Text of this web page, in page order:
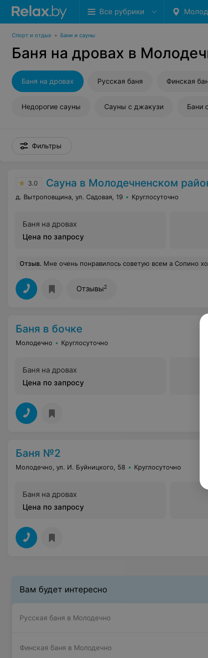
Все рубрики
Спорт и отдых • Бани и сауны
Баня на дровах в
Баня на дровах Русская баня Финская
Недорогие сауны Сауны с джакузи Бани
Фильтры
3.0 Сауна в Молодечненском
д. Вытроповщина, ул. Садовая, 19 Круглосуточно
Баня на дровах
Цена по запросу
Отзыв. Мне очень понравилось советую всем а Сопино хочу отметить хозяйку по
Отзывы2
Баня в бочке
Молодечно Круглосуточно
Баня на дровах
Цена по запросу
Баня №2
Молодечно, ул. И. Буйницкого, 58 Круглосуточно
Баня на дровах
Цена по запросу
Вам будет интересно
Русская баня в Молодечно
Финская баня в Молодечно